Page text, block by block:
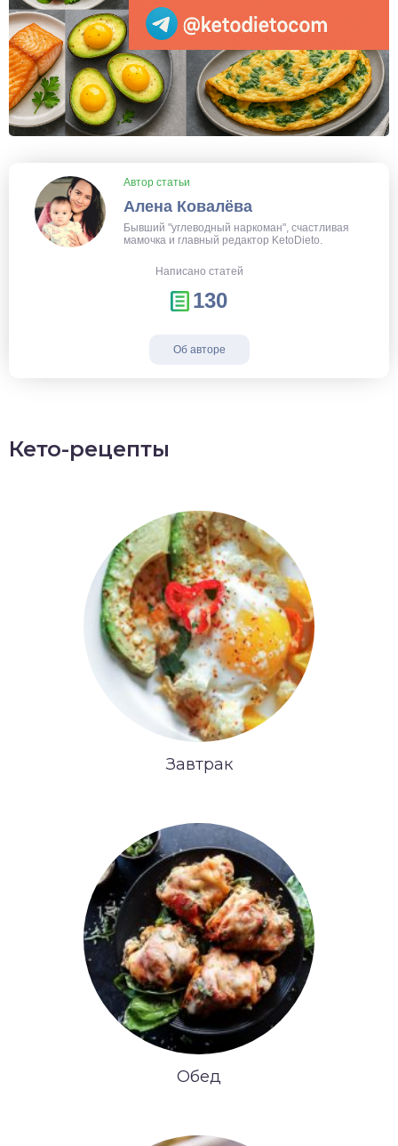
Автор статьи
Алена Ковалёва
Бывший "углеводный наркоман", счастливая
мамочка и главный редактор KetoDieto.
Написано статей
130
Об авторе
Кето-рецепты
Завтрак
Обед